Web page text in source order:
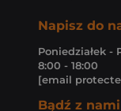
Napisz do
Poniedziałek -
8:00 - 18:00
[email
Bądź z